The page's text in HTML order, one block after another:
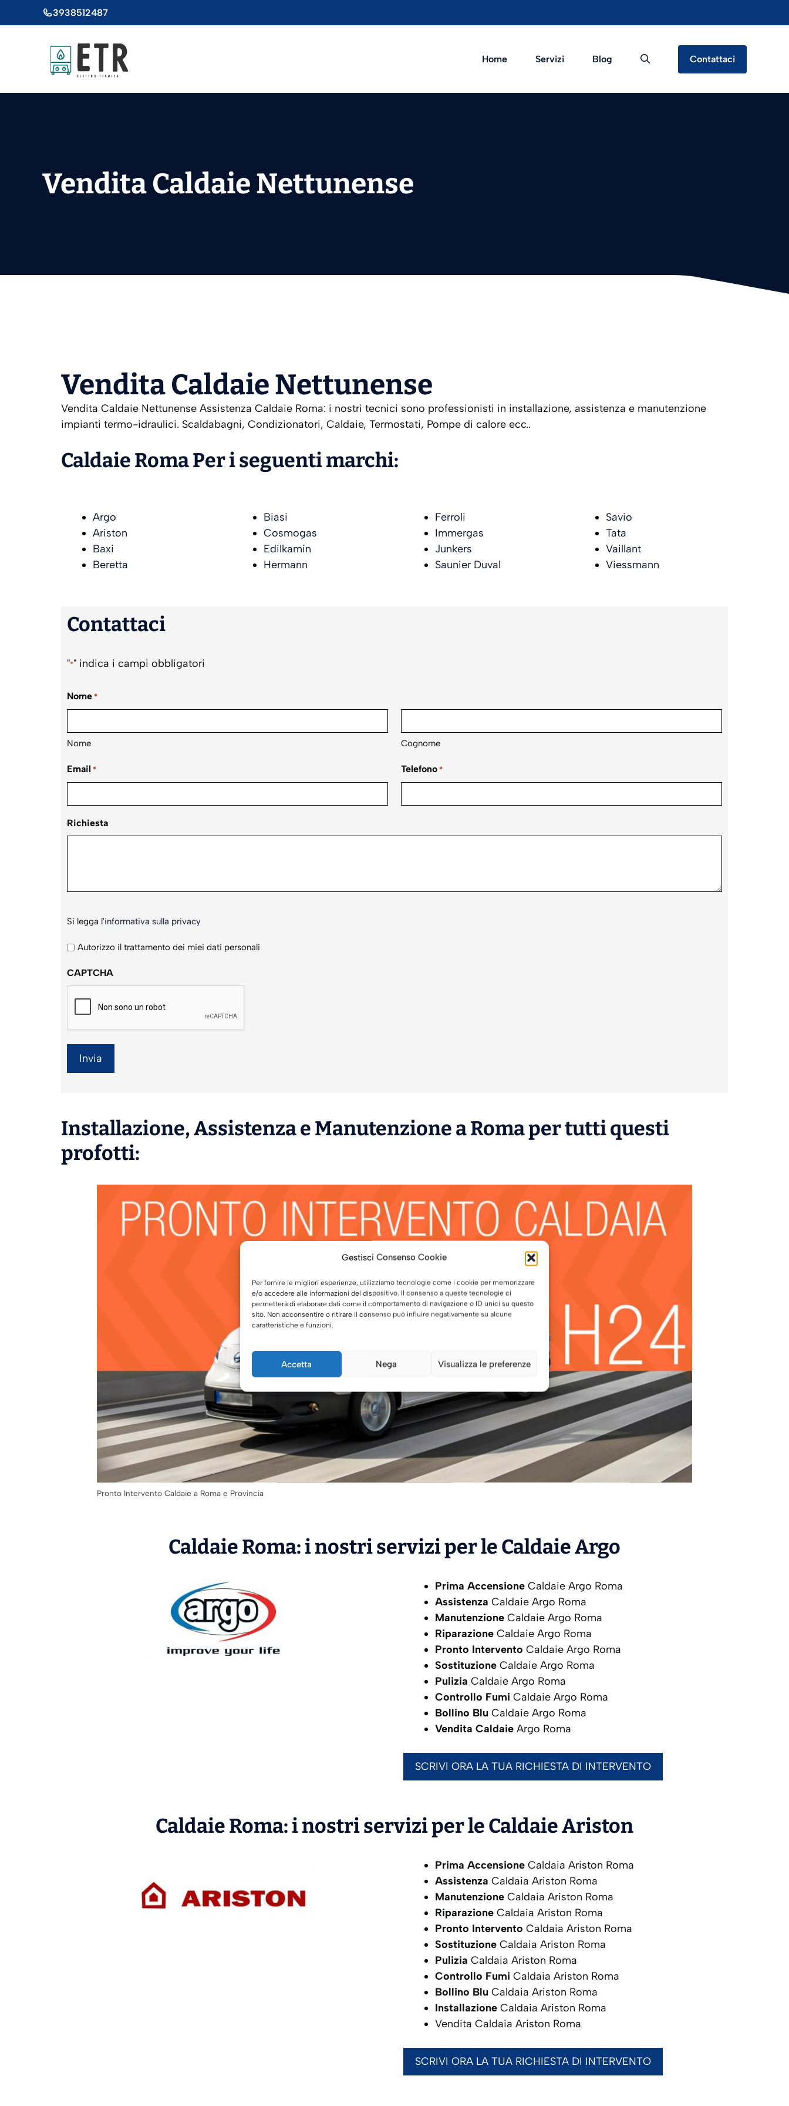
Gestisci Consenso Cookie
Per fornire le migliori esperienze, utilizziamo tecnologie come i cookie per memorizzare
e/o accedere alle informazioni del dispositivo. Il consenso a queste tecnologie ci
permetterà di elaborare dati come il comportamento di navigazione o ID unici su questo
sito. Non acconsentire o ritirare il consenso può influire negativamente su alcune
caratteristiche e funzioni.
Accetta Nega Visualizza le preferenze
al
3938512487
Home Servizi Blog Contattaci
Vendita Caldaie Nettunense
Vendita Caldaie Nettunense
Vendita Caldaie Nettunense Assistenza Caldaie Roma: i nostri tecnici sono professionisti in installazione, assistenza e manutenzione
impianti termo-idraulici. Scaldabagni, Condizionatori, Caldaie, Termostati, Pompe di calore ecc..
Caldaie Roma Per i seguenti marchi:
Argo
Ariston
Baxi
Beretta
Biasi
Cosmogas
Edilkamin
Hermann
Ferroli
Immergas
Junkers
Saunier Duval
Savio
Tata
Vaillant
Viessmann
Contattaci
"*" indica i campi obbligatori
Nome *
Nome Cognome
Email * Telefono *
Richiesta
legga
l'informativa
privacy
Si legga l'informativa sulla privacy
Autorizzo il trattamento dei miei dati personali
CAPTCHA
Installazione,AssistenzaeManutenzionea Roma per tutti questi
profotti:
Pronto Intervento Caldaie a Roma e Provincia
Caldaie Roma: i nostri servizi per le CaldaieArgo
Prima AccensioneCaldaie Argo Roma
Assistenza Caldaie Argo Roma
ManutenzioneCaldaie Argo Roma
RiparazioneCaldaie Argo Roma
Pronto Intervento Caldaie Argo Roma
SostituzioneCaldaie Argo Roma
Pulizia Caldaie Argo Roma
Controllo Fumi Caldaie Argo Roma
Bollino Blu Caldaie Argo Roma
Vendita CaldaieArgo Roma
SCRIVI ORA LA TUA RICHIESTA DI INTERVENTO
Caldaie Roma: i nostri servizi per le CaldaieAriston
Prima AccensioneCaldaia Ariston Roma
Assistenza Caldaia Ariston Roma
ManutenzioneCaldaia Ariston Roma
RiparazioneCaldaia Ariston Roma
Pronto Intervento Caldaia Ariston Roma
SostituzioneCaldaia Ariston Roma
Pulizia Caldaia Ariston Roma
Controllo Fumi Caldaia Ariston Roma
Bollino Blu Caldaia Ariston Roma
InstallazioneCaldaia Ariston Roma
Vendita Caldaia Ariston Roma
SCRIVI ORA LA TUA RICHIESTA DI INTERVENTO